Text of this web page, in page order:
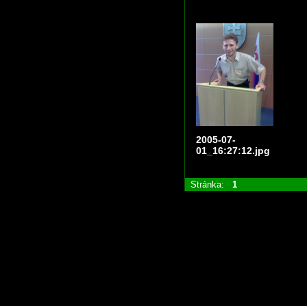
2005-07-
01_16:27:12.jpg
Stránka: 1